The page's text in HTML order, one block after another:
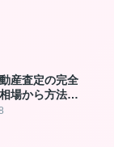
産査定の完全
場から方法ま